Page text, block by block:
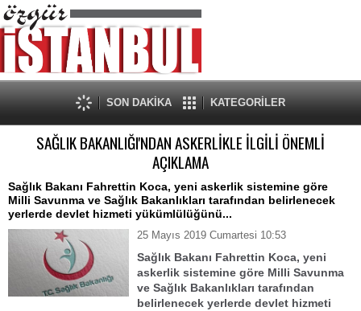
SON DAKİKA KATEGORİLER
SAĞLIK BAKANLIĞI'NDAN ASKERLİKLE İLGİLİ ÖNEMLİ
AÇIKLAMA
Sağlık Bakanı Fahrettin Koca, yeni askerlik sistemine göre
Milli Savunma ve Sağlık Bakanlıkları tarafından belirlenecek
yerlerde devlet hizmeti yükümlülüğünü...
25 Mayıs 2019 Cumartesi 10:53
Sağlık Bakanı Fahrettin Koca, yeni
askerlik sistemine göre Milli Savunma
ve Sağlık Bakanlıkları tarafından
belirlenecek yerlerde devlet hizmeti